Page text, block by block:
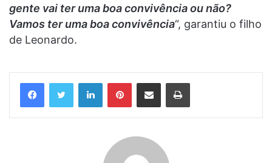
gente vai ter uma boa convivência ou não?
Vamos ter uma boa convivência“, garantiu o filho
de Leonardo.
LinkedinPinterestCompartilhar via e-mail Imprimir